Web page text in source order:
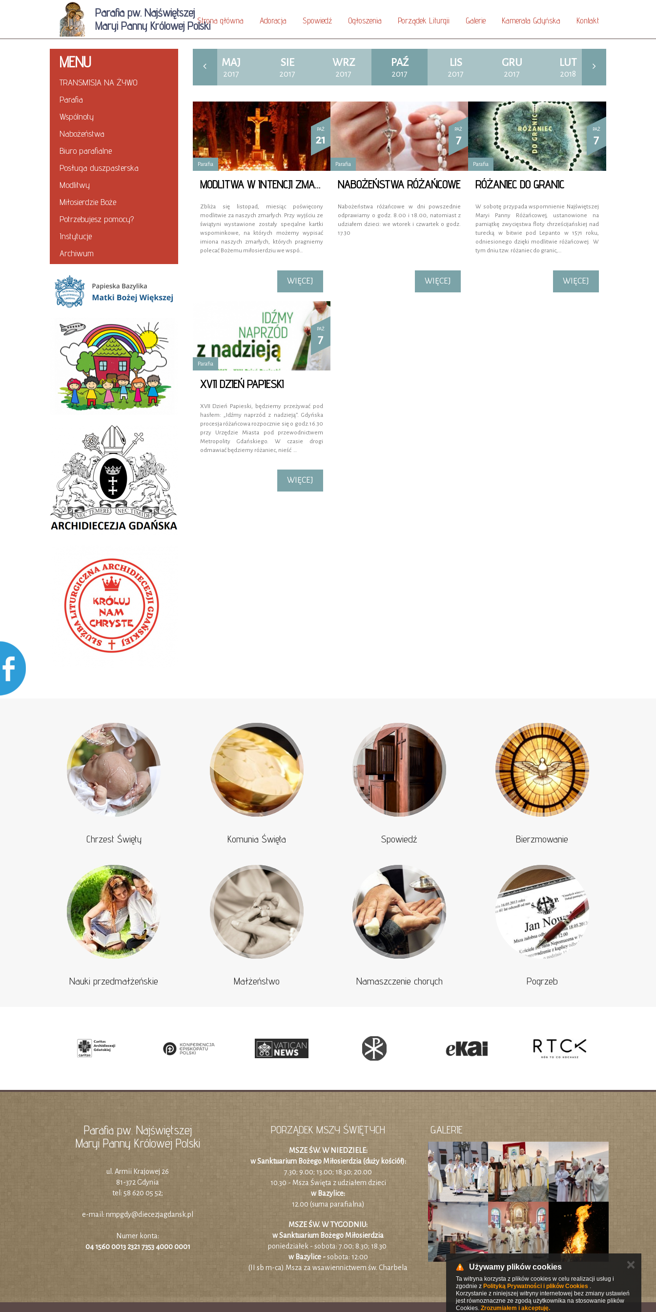
Parafia pw. Najświętszej
Maryi Panny Królowej PolskiStrona główna Adoracja Spowiedź Ogłoszenia Porządek Liturgii Galerie Kamerata Gdyńska Kontakt
MENU
TRANSMISJA NA ŻYWO
Parafia
Wspólnoty
Nabożeństwa
Biuro parafialne
Posługa duszpasterska
Modlitwy
Miłosierdzie Boże
Potrzebujesz pomocy?
Instytucje
Archiwum
LUT MAJ
2017
SIE
2017
WRZ
2017
PAŹ
2017
LIS
2017
GRU
2017
LUT
2018
PAŹ
21
Parafia
MODLITWA W INTENCJI ZMARŁYCH
Zbliża się listopad, miesiąc poświęcony
modlitwie za naszych zmarłych. Przy wyjściu ze
świątyni wystawione zostały specjalne kartki
wspominkowe, na których możemy wypisać
imiona naszych zmarłych, których pragniemy
polecać Bożemu miłosierdziu we wspó…
WIĘCEJ
PAŹ
7
Parafia
NABOŻEŃSTWA RÓŻAŃCOWE
Nabożeństwa różańcowe w dni powszednie
odprawiamy o godz. 8.00 i 18.00, natomiast z
udziałem dzieci: we wtorek i czwartek o godz.
17.30
WIĘCEJ
PAŹ
7
Parafia
RÓŻANIEC DO GRANIC
W sobotę przypada wspomnienie Najświętszej
Maryi Panny Różańcowej, ustanowione na
pamiątkę zwycięstwa floty chrześcijańskiej nad
turecką w bitwie pod Lepanto w 1571 roku,
odniesionego dzięki modlitwie różańcowej. W
tym dniu tzw. różaniec do granic,…
WIĘCEJ
PAŹ
7
Parafia
XVII DZIEŃ PAPIESKI
XVII Dzień Papieski, będziemy przeżywać pod
hasłem: „Idźmy naprzód z nadzieją”. Gdyńska
procesja różańcowa rozpocznie się o godz.16.30
przy Urzędzie Miasta pod przewodnictwem
Metropolity Gdańskiego. W czasie drogi
odmawiać będziemy różaniec, nieść …
WIĘCEJ
Chrzest Święty Komunia Święta Spowiedź Bierzmowanie
Nauki przedmałżeńskie Małżeństwo Namaszczenie chorych Pogrzeb
Parafia pw. Najświętszej
Maryi Panny Królowej Polski
ul. Armii Krajowej 26
81-372 Gdynia
tel: 58 620 05 52;
e-mail: nmpgdy@diecezjagdansk.pl
Numer konta:
04 1560 0013 2321 7353 4000 0001
PORZĄDEK MSZY ŚWIĘTYCH
MSZE ŚW. W NIEDZIELE:
w Sanktuarium Bożego Miłosierdzia (duży kościół):
7.30; 9.00; 13.00; 18.30; 20.00
10.30 - Msza Święta z udziałem dzieci
w Bazylice:
12.00 (suma parafialna)
MSZE ŚW. W TYGODNIU:
w Sanktuarium Bożego Miłosierdzia
poniedziałek - sobota: 7.00; 8.30; 18.30
w Bazylice -sobota: 12:00
(II sb m-ca) Msza za wsawiennictwem św. Charbela
GALERIE
Używamy plików cookies
Ta witryna korzysta z plików cookies w celu realizacji usług i
zgodnie z Polityką Prywatności i plików Cookies .
Korzystanie z niniejszej witryny internetowej bez zmiany ustawień
jest równoznaczne ze zgodą użytkownika na stosowanie plików
Cookies. Zrozumiałem i akceptuję.
✕